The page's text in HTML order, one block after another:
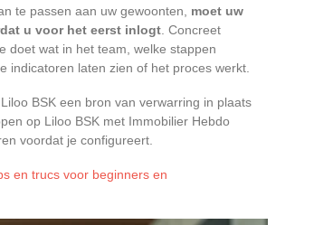
te passen aan uw gewoonten, moet uw
u voor het eerst inlogt . Concreet
doet wat in het team, welke stappen
indicatoren laten zien of het proces werkt.
BSK een bron van verwarring in plaats
op Liloo BSK met Immobilier Hebdo
voordat je configureert.
en trucs voor beginners en